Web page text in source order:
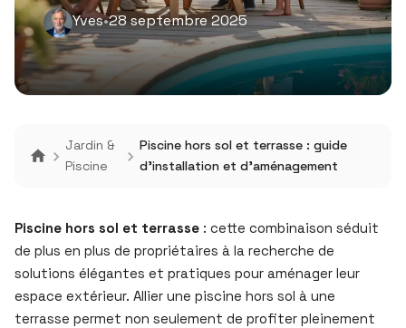
Yves•28 septembre 2025
Jardin &
Piscine
Piscine hors sol et terrasse : guide
d’installation et d’aménagement
Piscine hors sol et terrasse : cette combinaison séduit
de plus en plus de propriétaires à la recherche de
solutions élégantes et pratiques pour aménager leur
espace extérieur. Allier une piscine hors sol à une
terrasse permet non seulement de profiter pleinement